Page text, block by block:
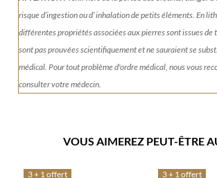
risque d’ingestion ou d’ inhalation de petits éléments.En
différentes propriétés associées aux pierres sont issues de
sont pas prouvées scientifiquement et ne sauraient se
médical. Pour tout problème d'ordre médical, nous vous
consulter votre médecin.
VOUS AIMEREZ PEUT-ÊTRE
3 + 1 offert 3 + 1 offert